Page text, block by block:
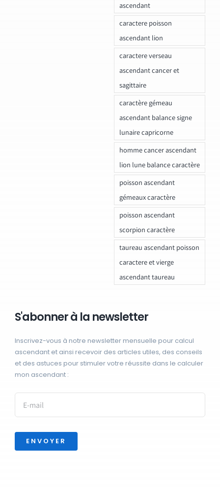
ascendant
caractere poisson
ascendant lion
caractere verseau
ascendant cancer et
sagittaire
caractère gémeau
ascendant balance signe
lunaire capricorne
homme cancer ascendant
lion lune balance caractère
poisson ascendant
gémeaux caractère
poisson ascendant
scorpion caractère
taureau ascendant poisson
caractere et vierge
ascendant taureau
S'abonner à la newsletter
Inscrivez-vous à notre newsletter mensuelle pour calcul
ascendant et ainsi recevoir des articles utiles, des conseils
et des astuces pour stimuler votre réussite dans le calculer
mon ascendant :
ENVOYER